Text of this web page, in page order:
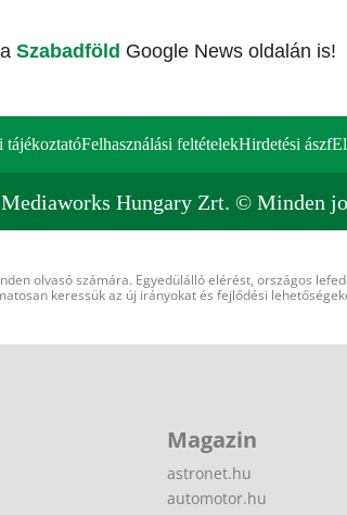
Szabadföld Google News oldalán is!
tájékoztatóFelhasználási feltételekHirdetési ászf
Hungary Zrt. © Minden
olvasó számára. Egyedülálló elérést, országos
keressük az új irányokat és fejlődési
Magazin
astronet.hu
automotor.hu